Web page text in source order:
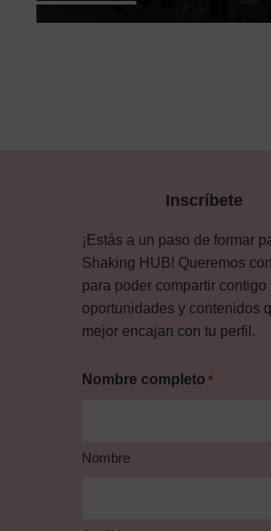
Inscríbete
¡Estás a un paso de formar
Shaking HUB! Queremos
para poder compartir contigo
oportunidades y contenidos
mejor encajan con tu perfil.
Nombre completo *
Nombre